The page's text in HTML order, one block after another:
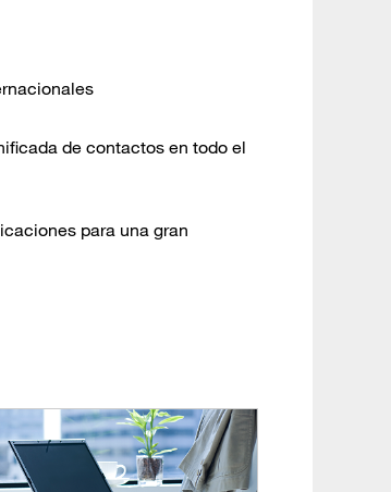
de contactos en todo el
para una gran